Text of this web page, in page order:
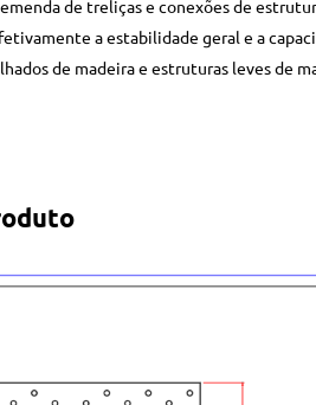
de treliças e conexões de
a estabilidade geral e a
de madeira e estruturas leves de